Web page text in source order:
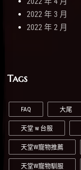
2022 年 3 月
2022 年 2 月
Tags
FAQ 大尾
天堂 w 台服
天堂W寵物推薦
天堂W寵物馴服